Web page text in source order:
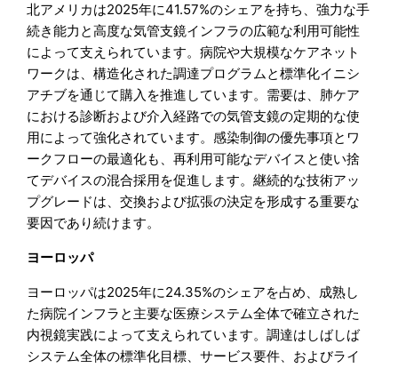
北アメリカは2025年に41.57%のシェアを持ち、強力な手
続き能力と高度な気管支鏡インフラの広範な利用可能性
によって支えられています。病院や大規模なケアネット
ワークは、構造化された調達プログラムと標準化イニシ
アチブを通じて購入を推進しています。需要は、肺ケア
における診断および介入経路での気管支鏡の定期的な使
用によって強化されています。感染制御の優先事項とワ
ークフローの最適化も、再利用可能なデバイスと使い捨
てデバイスの混合採用を促進します。継続的な技術アッ
プグレードは、交換および拡張の決定を形成する重要な
要因であり続けます。
ヨーロッパ
ヨーロッパは2025年に24.35%のシェアを占め、成熟し
た病院インフラと主要な医療システム全体で確立された
内視鏡実践によって支えられています。調達はしばしば
システム全体の標準化目標、サービス要件、およびライ